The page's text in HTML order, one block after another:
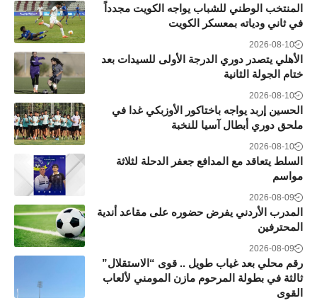
المنتخب الوطني للشباب يواجه الكويت مجدداً
في ثاني ودياته بمعسكر الكويت
2026-08-10
الأهلي يتصدر دوري الدرجة الأولى للسيدات بعد
ختام الجولة الثانية
2026-08-10
الحسين إربد يواجه باختاكور الأوزبكي غدا في
ملحق دوري أبطال آسيا للنخبة
2026-08-10
السلط يتعاقد مع المدافع جعفر الدحلة لثلاثة
مواسم
2026-08-09
المدرب الأردني يفرض حضوره على مقاعد أندية
المحترفين
2026-08-09
رقم محلي بعد غياب طويل .. قوى “الاستقلال”
ثالثة في بطولة المرحوم مازن المومني لألعاب
القوى